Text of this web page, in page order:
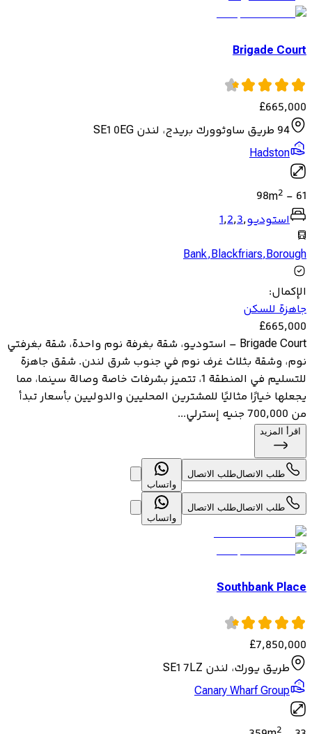
Brigade Court
£665,000
94 طريق ساوثوورك بريدج، لندن SE1 0EG
Hadston
61
-
98m2
استوديو,
1,2,3
Bank,Blackfriars,Borough
الإكمال:
جاهزة للسكن
£665,000
Brigade Court – استوديو، شقة بغرفة نوم واحدة، شقة بغرفتي
نوم، وشقة بثلاث غرف نوم في جنوب شرق لندن. شقق جاهزة
للتسليم في المنطقة 1، تتميز بشرفات خاصة وصالة سينما، مما
يجعلها خيارًا مثاليًا للمشترين المحليين والدوليين بأسعار تبدأ
من 700,000 جنيه إسترلي...
اقرأ المزيد
طلب الاتصالطلب الاتصال
واتساب
طلب الاتصالطلب الاتصال
واتساب
Southbank Place
£7,850,000
طريق يورك، لندن SE1 7LZ
Canary Wharf Group
2